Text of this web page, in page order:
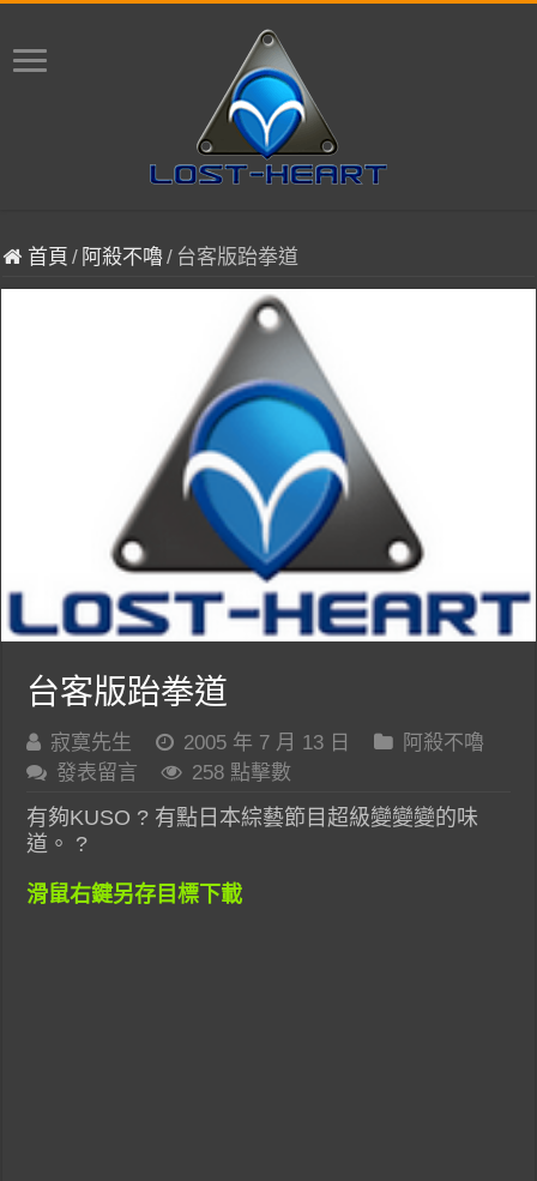
首頁 / 阿殺不嚕/ 台客版跆拳道
台客版跆拳道
寂寞先生 2005 年 7 月 13 日
阿殺不嚕
發表留言
258 點擊數
有夠KUSO ? 有點日本綜藝節目超級變變變的味
道。 ?
滑鼠右鍵另存目標下載